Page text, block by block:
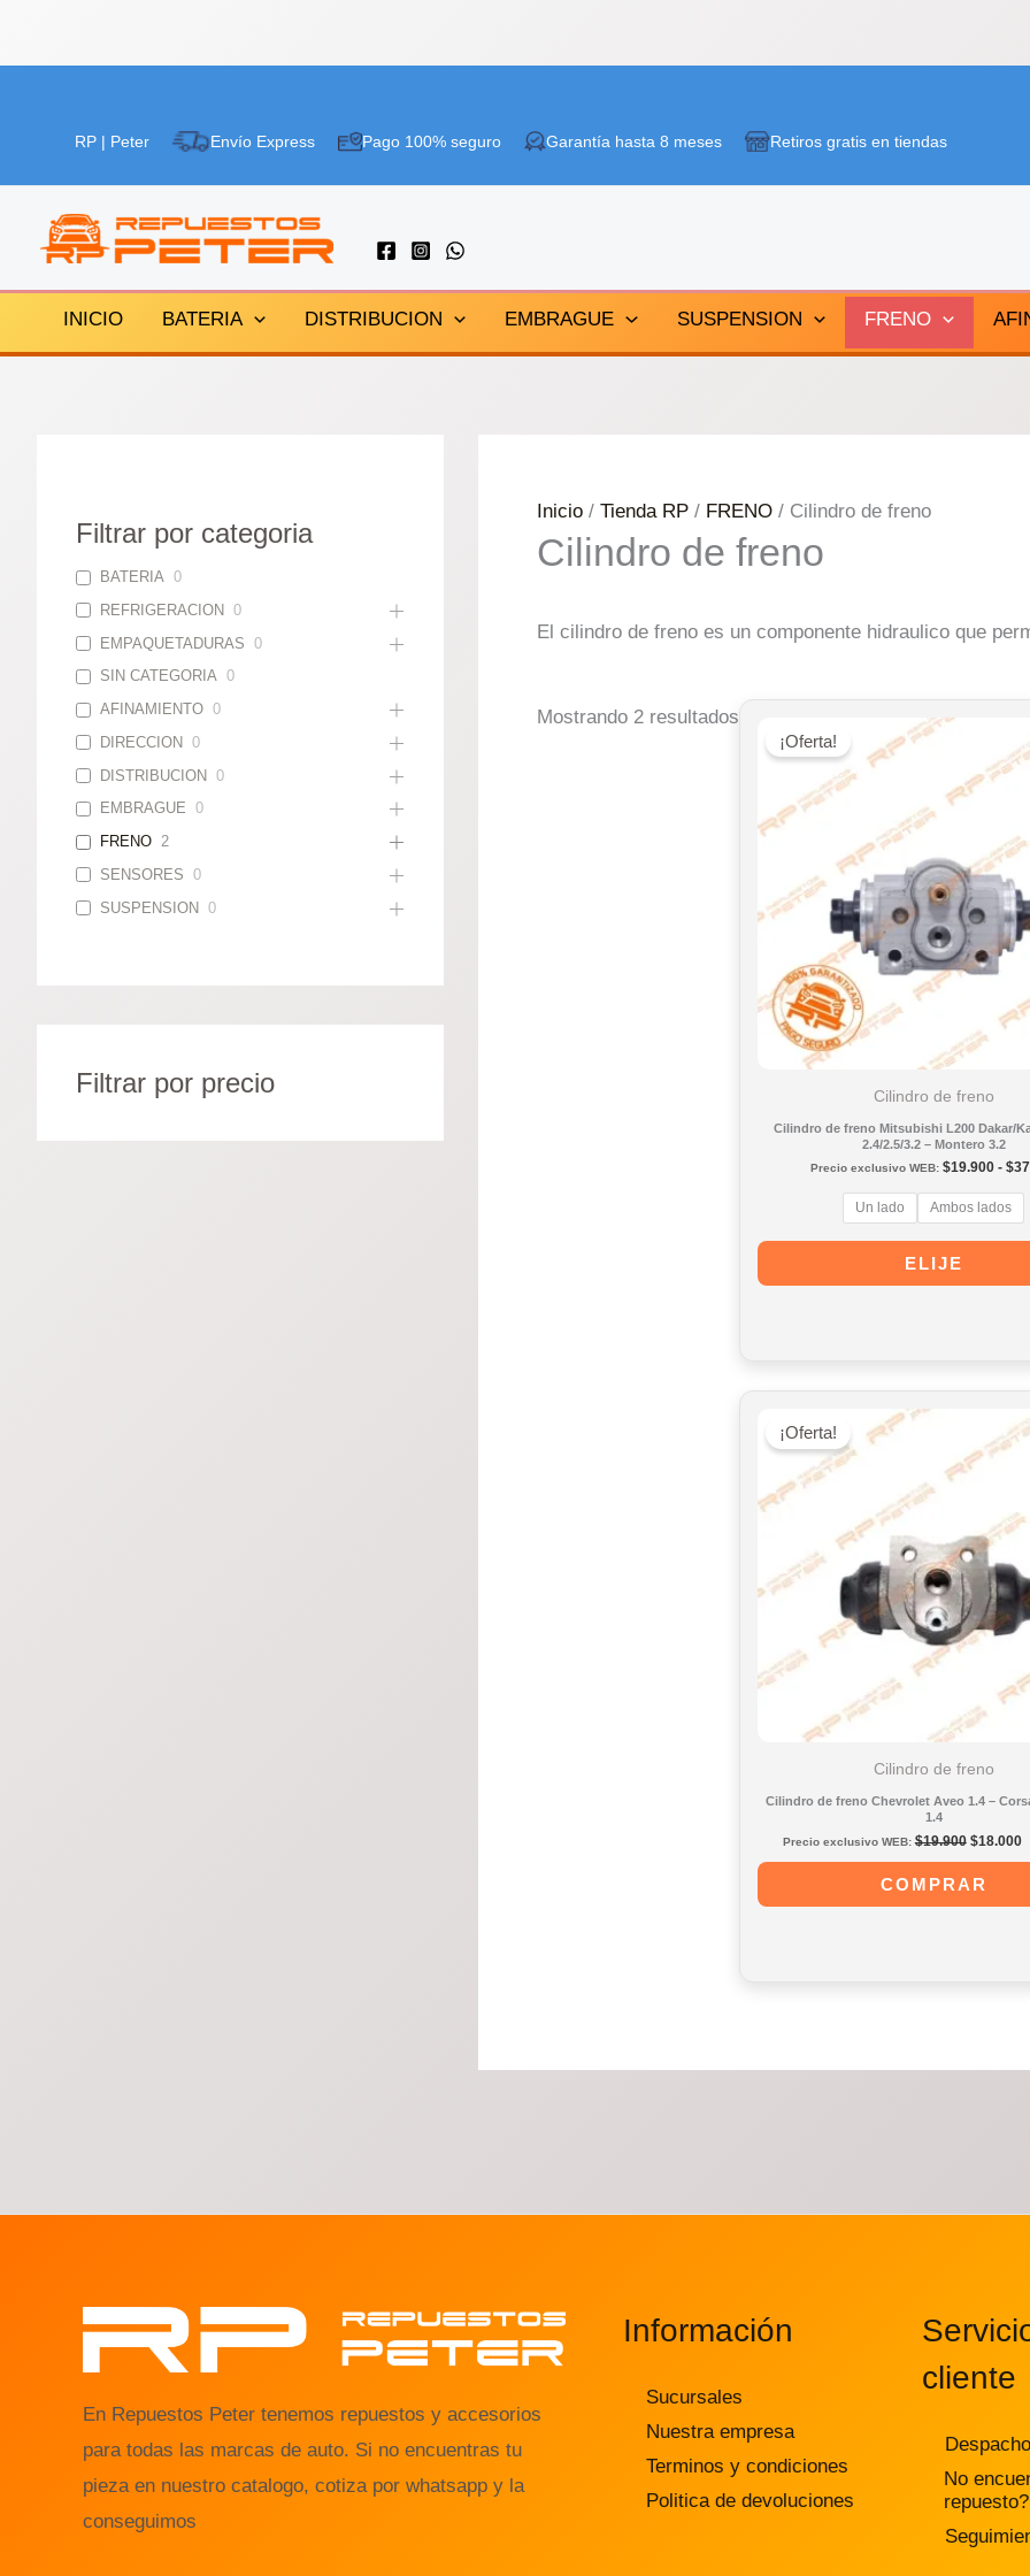
contenido
RP | Peter Envío Express Pago 100% seguro Garantía hasta 8 meses Retiros gratis en tiendas
INICIO BATERIA DISTRIBUCION EMBRAGUE SUSPENSION FRENO
Filtrar por categoria
BATERIA 0
REFRIGERACION
0
EMPAQUETADURAS 0
SIN CATEGORIA 0
AFINAMIENTO 0
DIRECCION
0
DISTRIBUCION 0
EMBRAGUE 0
FRENO 2
SENSORES 0
SUSPENSION 0
Filtrar por precio
Inicio / Tienda RP / FRENO / Cilindro de freno
Cilindro de freno
El cilindro de freno es un componente hidraulico que
Mostrando 2 resultados
popularidad
¡Oferta!
Cilindro de freno
Cilindro de freno Mitsubishi L200 Dakar/
2.4/2.5/3.2 – Montero 3.2
Precio exclusivo WEB: $19.900 - $
Un lado Ambos lados
ELIJE
variantes.
Las
opciones
se
pueden
elegir
en
página
de
producto
¡Oferta!
Cilindro de freno
Cilindro de freno Chevrolet Aveo 1.4 –
1.4
Precio exclusivo WEB: $19.900 El
era:
$19.900.
$18.000El
COMPRAR
En Repuestos Peter tenemos repuestos y accesorios
para todas las marcas de auto. Si no encuentras tu
pieza en nuestro catalogo, cotiza por whatsapp y la
conseguimos
Información
Sucursales
Nuestra empresa
Terminos y condiciones
Politica de devoluciones
cliente
No
repuesto?